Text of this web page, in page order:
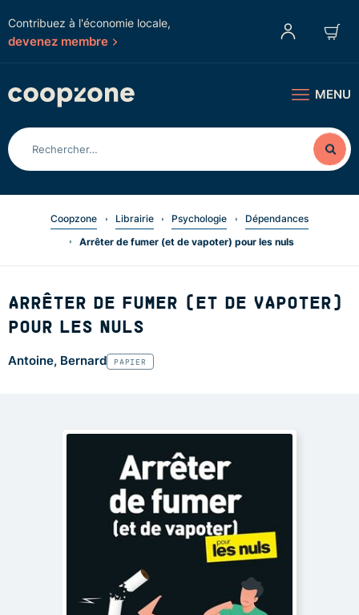
Contribuez à l'économie locale,
devenez membre
MENU
Coopzone Librairie Psychologie
Dépendances
Arrêter de fumer (et de vapoter) pour les nuls
ARRÊTER DE FUMER (ET DE VAPOTER)
POUR LES NULS
Antoine, Bernard PAPIER